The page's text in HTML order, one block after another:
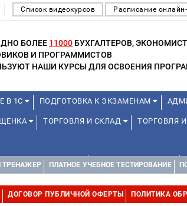
Список видеокурсов Расписание
БОЛЕЕ 11000 БУХГАЛТЕРОВ,
И ПРОГРАММИСТОВ
НАШИ КУРСЫ ДЛЯ ОСВОЕНИЯ
В 1С ПОДГОТОВКА К ЭКЗАМЕНАМ
ТОРГОВЛЯ И СКЛАД ТОРГОВЛЯ
ШКОЛА 1С ДЛЯ ШКОЛЬНИКОВ
ТРЕНАЖЕР ПЛАТНОЕ УЧЕБНОЕ ТЕСТИРОВАНИЕ
ДОГОВОР ПУБЛИЧНОЙ ОФЕРТЫ ПОЛИТИКА